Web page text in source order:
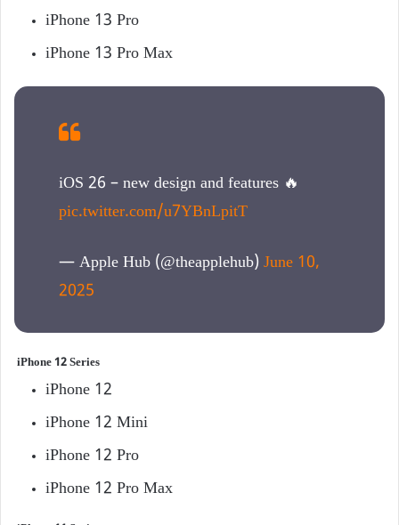
iPhone 13 Pro
iPhone 13 Pro Max
iOS 26 – new design and features 🔥
pic.twitter.com/u7YBnLpitT
— Apple Hub (@theapplehub) June 10,
2025
iPhone 12 Series
iPhone 12
iPhone 12 Mini
iPhone 12 Pro
iPhone 12 Pro Max